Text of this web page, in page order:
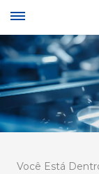
Você Está